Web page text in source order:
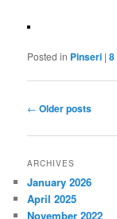
Posted in Pinseri |8
Post
← Older posts
ARCHIVES
January 2026
April 2025
November 2022